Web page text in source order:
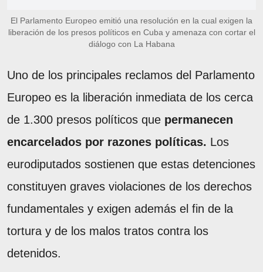
El Parlamento Europeo emitió una resolución en la cual exigen la
liberación de los presos políticos en Cuba y amenaza con cortar el
diálogo con La Habana
Uno de los principales reclamos del Parlamento
Europeo es la liberación inmediata de los cerca
de 1.300 presos políticos que permanecen
encarcelados por razones políticas. Los
eurodiputados sostienen que estas detenciones
constituyen graves violaciones de los derechos
fundamentales y exigen además el fin de la
tortura y de los malos tratos contra los
detenidos.